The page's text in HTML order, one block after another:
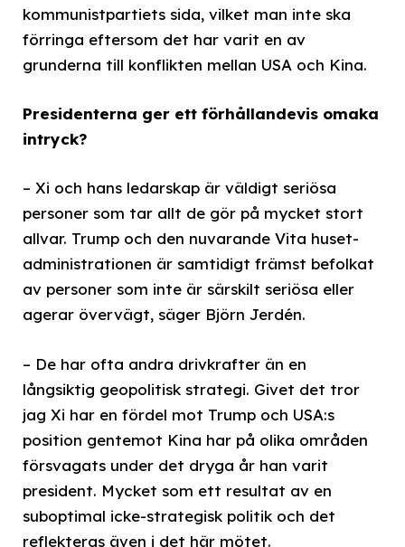
kommunistpartiets sida, vilket man inte ska
förringa eftersom det har varit en av
grunderna till konflikten mellan USA och Kina.
Presidenterna ger ett förhållandevis omaka
intryck?
– Xi och hans ledarskap är väldigt seriösa
personer som tar allt de gör på mycket stort
allvar. Trump och den nuvarande Vita huset-
administrationen är samtidigt främst befolkat
av personer som inte är särskilt seriösa eller
agerar övervägt, säger Björn Jerdén.
– De har ofta andra drivkrafter än en
långsiktig geopolitisk strategi. Givet det tror
jag Xi har en fördel mot Trump och USA:s
position gentemot Kina har på olika områden
försvagats under det dryga år han varit
president. Mycket som ett resultat av en
suboptimal icke-strategisk politik och det
reflekteras även i det här mötet.